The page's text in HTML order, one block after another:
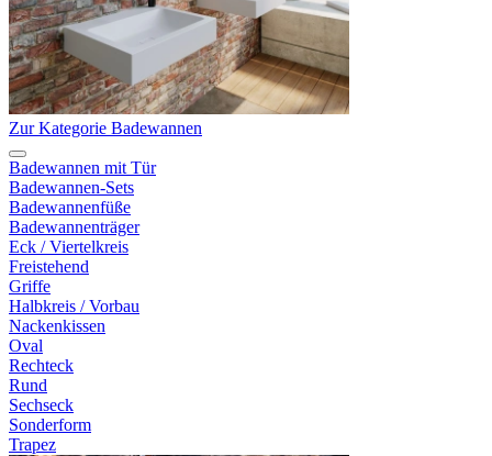
Zur Kategorie Badewannen
Badewannen mit Tür
Badewannen-Sets
Badewannenfüße
Badewannenträger
Eck / Viertelkreis
Freistehend
Griffe
Halbkreis / Vorbau
Nackenkissen
Oval
Rechteck
Rund
Sechseck
Sonderform
Trapez